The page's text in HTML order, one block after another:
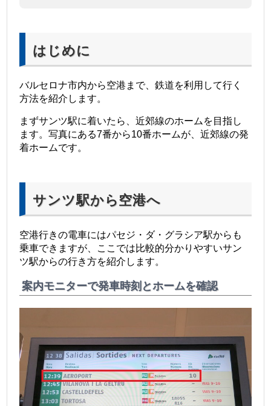
はじめに
バルセロナ市内から空港まで、鉄道を利用して行く
方法を紹介します。
まずサンツ駅に着いたら、近郊線のホームを目指し
ます。写真にある7番から10番ホームが、近郊線の発
着ホームです。
サンツ駅から空港へ
空港行きの電車にはパセジ・ダ・グラシア駅からも
乗車できますが、ここでは比較的分かりやすいサン
ツ駅からの行き方を紹介します。
案内モニターで発車時刻とホームを確認